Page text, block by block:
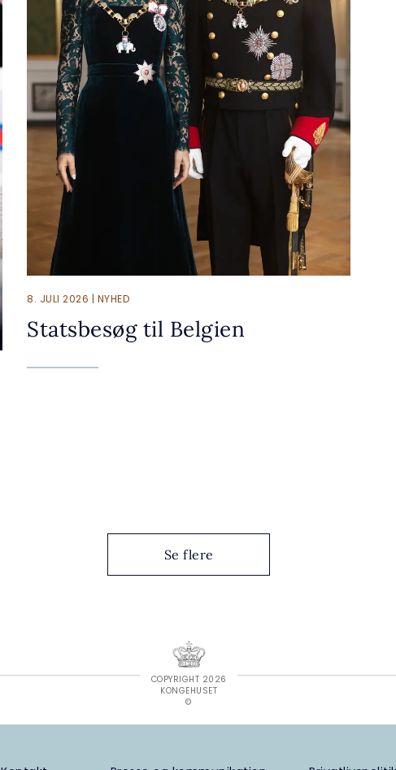
8. JULI 2026 | NYHED
Statsbesøg til Belgien
Se flere
COPYRIGHT 2026
KONGEHUSET
©